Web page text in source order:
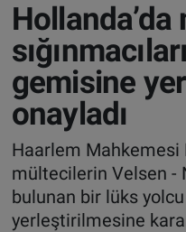
gemisine
onayladı
Haarlem Mahkemesi
mültecilerin Velsen -
bulunan bir lüks
yerleştirilmesine
ALMANYA
FRANSA
AVUSTURYA
SAĞLIK - YAŞAM
BİLİM-TEKNOLOJİ
ALMANYA
TÜRKİYE
DÜNYA
BİLİM-TEKNOLOJİ
SAĞLIK
Trafik Durumu
Süper Lig Puan
Tüm Manşetler
Son Dakika
Haber Arşivi